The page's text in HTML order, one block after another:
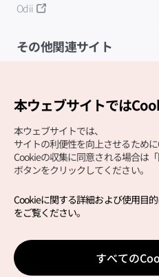
Odii
その他関連サイト
Copyright (c) Korea Tourism
サイトエラー報告公式メー
japanese@knto.or.kr
本ウェブサイトでは
本ウェブサイトでは、
サイトの利便性を向上させるために
Cookieの収集に同意される場合は「
ボタンをクリックしてください。
Cookieに関する詳細および使用目
をご覧ください。
すべての